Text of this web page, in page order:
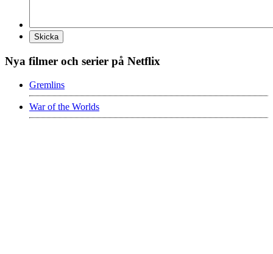
Nya filmer och serier på Netflix
Gremlins
War of the Worlds